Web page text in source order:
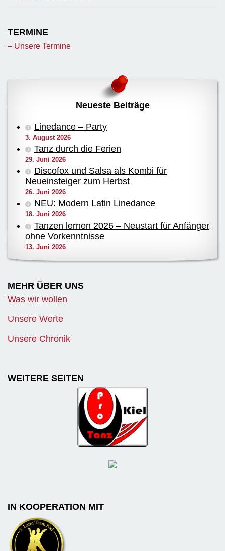
TERMINE
– Unsere Termine
Neueste Beiträge
Linedance – Party
3. August 2026
Tanz durch die Ferien
29. Juni 2026
Discofox und Salsa als Kombi für
Neueinsteiger zum Herbst
26. Juni 2026
NEU: Modern Latin Linedance
18. Juni 2026
Tanzen lernen 2026 – Neustart für Anfänger
ohne Vorkenntnisse
13. Juni 2026
MEHR ÜBER UNS
Was wir wollen
Unsere Werte
Unsere Chronik
WEITERE SEITEN
IN KOOPERATION MIT